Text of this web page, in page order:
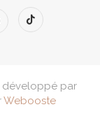
développé par
Webooste